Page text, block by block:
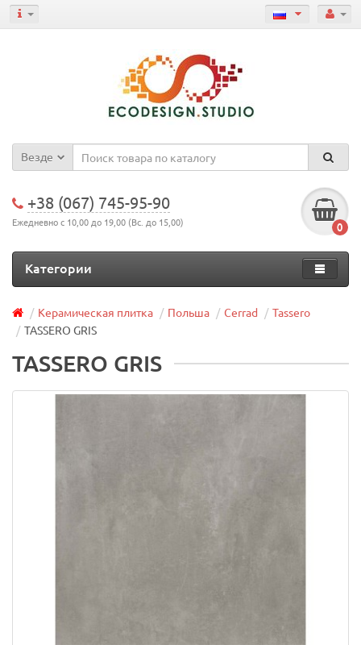
Везде
+38 (067) 745-95-90
Ежедневно с 10,00 до 19,00 (Вс. до 15,00) 0
Категории
Керамическая плитка Польша Cerrad
Tassero
TASSERO GRIS
TASSERO GRIS